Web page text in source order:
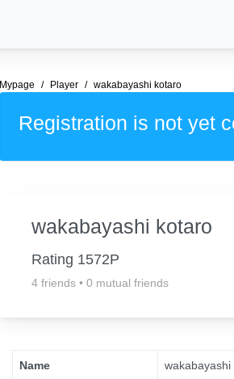
Mypage Player wakabayashi kotaro
Registration is not yet
wakabayashi kotaro
Rating 1572P
4 friends • 0 mutual friends
Name wakabayashi